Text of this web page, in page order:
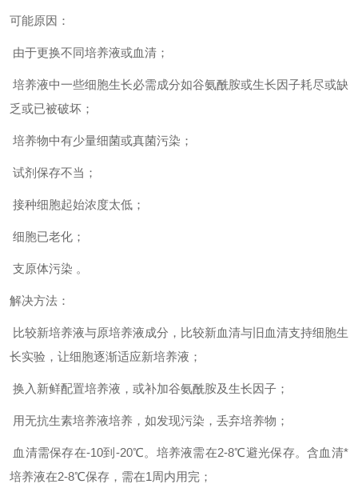
可能原因：
由于更换不同培养液或血清；
培养液中一些细胞生长必需成分如谷氨酰胺或生长因子耗尽或缺
乏或已被破坏；
培养物中有少量细菌或真菌污染；
试剂保存不当；
接种细胞起始浓度太低；
细胞已老化；
支原体污染 。
解决方法：
比较新培养液与原培养液成分，比较新血清与旧血清支持细胞生
长实验，让细胞逐渐适应新培养液；
换入新鲜配置培养液，或补加谷氨酰胺及生长因子；
用无抗生素培养液培养，如发现污染，丢弃培养物；
血清需保存在-10到-20℃。培养液需在2-8℃避光保存。含血清*
培养液在2-8℃保存，需在1周内用完；